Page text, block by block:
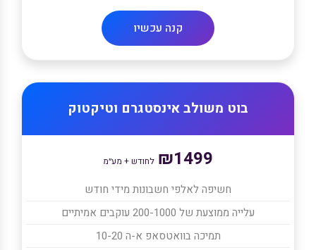
קנה עכשיו
בוט משולב אינסטגרם וטיקטוק
₪1499 לחודש + מע״מ
חשיפה לאלפי חשבונות מידי חודש
עלייה ממוצעת של 200-1000 עוקבים אמיתיים
תמיכה בוואטסאפ א-ה 10-20